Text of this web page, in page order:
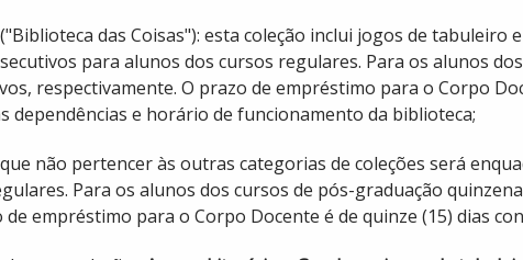
("Biblioteca das Coisas"): esta coleção inclui jogos de
para alunos dos cursos regulares. Para os alunos
respectivamente. O prazo de empréstimo para o Corpo
dependências e horário de funcionamento da biblioteca;
não pertencer às outras categorias de coleções será
Para os alunos dos cursos de pós-graduação
empréstimo para o Corpo Docente é de quinze (15) dias